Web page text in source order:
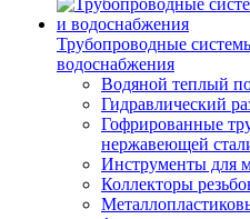
Трубопроводные
водоснабжения
Водяной теплый
Гидравлический
Гофрированные
нержавеющей
Инструменты для
Коллекторы